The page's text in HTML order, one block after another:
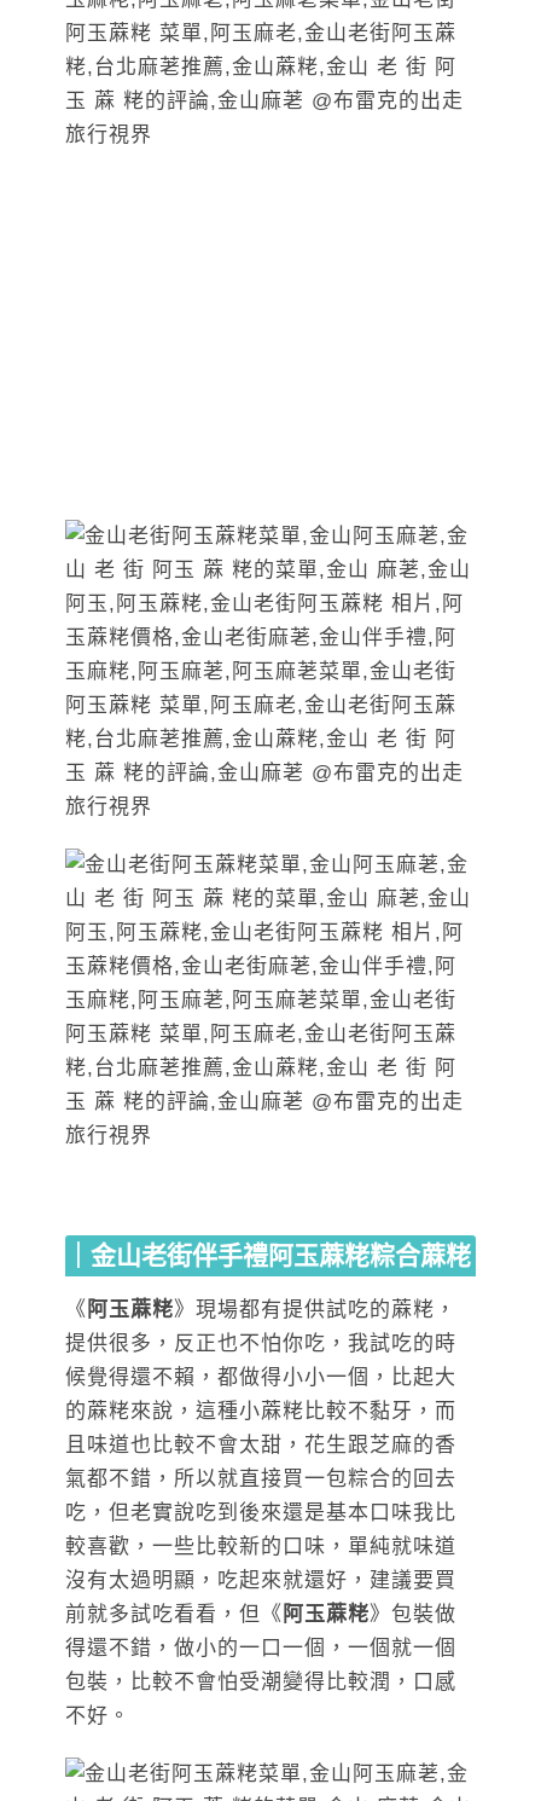
｜金山老街伴手禮阿玉蔴粩粽合蔴粩
《 阿玉蔴粩》現場都有提供試吃的蔴粩，
提供很多，反正也不怕你吃，我試吃的時
候覺得還不賴，都做得小小一個，比起大
的蔴粩來說，這種小蔴粩比較不黏牙，而
且味道也比較不會太甜，花生跟芝麻的香
氣都不錯，所以就直接買一包粽合的回去
吃，但老實說吃到後來還是基本口味我比
較喜歡，一些比較新的口味，單純就味道
沒有太過明顯，吃起來就還好，建議要買
前就多試吃看看，但《 阿玉蔴粩》包裝做
得還不錯，做小的一口一個，一個就一個
包裝，比較不會怕受潮變得比較潤，口感
不好。